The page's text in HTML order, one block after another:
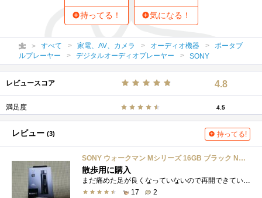
持ってる！ 気になる！
すべて 家電、AV、カメラ オーディオ機器
ポータブ
ルプレーヤー
デジタルオーディオプレーヤー SONY
レビュースコア 4.8
満足度 4.5
レビュー (3) 持ってる!
SONY ウォークマン Mシリーズ 16GB ブラック NW-M505/B
散歩用に購入
まだ痛めた足が良くなっていないので再開できていないのですが、しばらく夜仕事が終わったあとの時間帯にウォーキングをしていました。 その...
17
2